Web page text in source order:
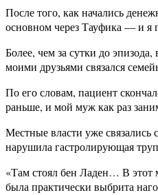
После того, как начались
основном через Тауфика — и я
Более, чем за сутки до
моими друзьями связался
По его словам, пациент
раньше, и мой муж как раз
Местные власти уже связались
нарушила гастролирующая
«Там стоял бен Ладен… В этот
была практически выбрита